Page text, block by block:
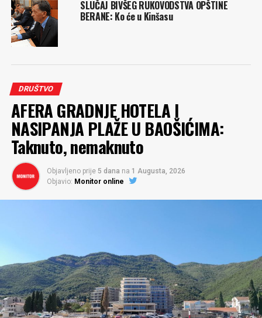
SLUČAJ BIVŠEG RUKOVODSTVA OPŠTINE
BERANE: Ko će u Kinšasu
DRUŠTVO
AFERA GRADNJE HOTELA I
NASIPANJA PLAŽE U BAOŠIĆIMA:
Taknuto, nemaknuto
Objavljeno prije 5 dana na 1 Augusta, 2026
Objavio: Monitor online